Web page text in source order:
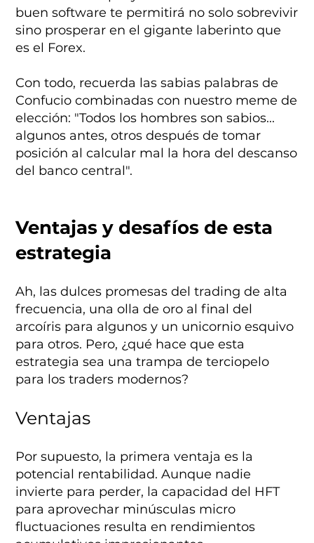
buen software te permitirá no solo sobrevivir
sino prosperar en el gigante laberinto que
es el Forex.
Con todo, recuerda las sabias palabras de
Confucio combinadas con nuestro meme de
elección: "Todos los hombres son sabios...
algunos antes, otros después de tomar
posición al calcular mal la hora del descanso
del banco central".
Ventajas y desafíos de esta
estrategia
Ah, las dulces promesas del trading de alta
frecuencia, una olla de oro al final del
arcoíris para algunos y un unicornio esquivo
para otros. Pero, ¿qué hace que esta
estrategia sea una trampa de terciopelo
para los traders modernos?
Ventajas
Por supuesto, la primera ventaja es la
potencial rentabilidad. Aunque nadie
invierte para perder, la capacidad del HFT
para aprovechar minúsculas micro
fluctuaciones resulta en rendimientos